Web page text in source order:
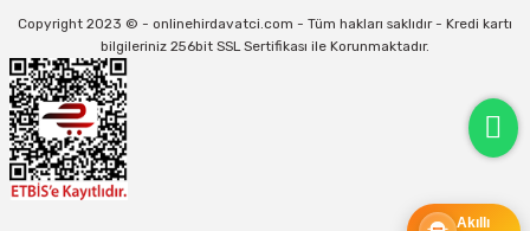
Akıllı
Copyright 2023 © - onlinehirdavatci.com - Tüm hakları saklıdır - Kredi kartı
bilgileriniz 256bit SSL Sertifikası ile Korunmaktadır.